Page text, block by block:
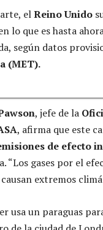
elReino Unido
lo que es hasta
según datos
(MET).
, jefe de la
, afirma que este
de efecto
“Los gases por el
extremos
usa un paraguas